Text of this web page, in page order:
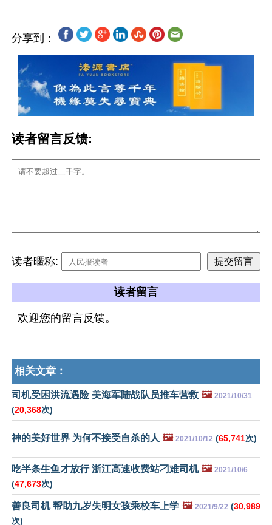
分享到：
读者留言反馈:
读者暱称:
读者留言
欢迎您的留言反馈。
相关文章：
司机受困洪流遇险 美海军陆战队员推车营救 🖼️ 2021/10/31
(20,368次)
神的美好世界 为何不接受自杀的人 🖼️ 2021/10/12 (65,741次)
吃半条生鱼才放行 浙江高速收费站刁难司机 🖼️ 2021/10/6
(47,673次)
善良司机 帮助九岁失明女孩乘校车上学 🖼️ 2021/9/22 (30,989
次)